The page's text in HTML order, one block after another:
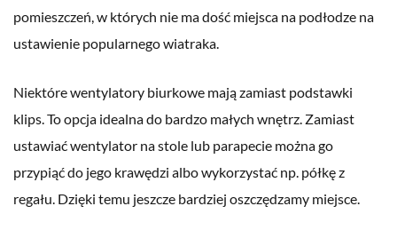
pomieszczeń, w których nie ma dość miejsca na podłodze na
ustawienie popularnego wiatraka.
Niektóre wentylatory biurkowe mają zamiast podstawki
klips. To opcja idealna do bardzo małych wnętrz. Zamiast
ustawiać wentylator na stole lub parapecie można go
przypiąć do jego krawędzi albo wykorzystać np. półkę z
regału. Dzięki temu jeszcze bardziej oszczędzamy miejsce.